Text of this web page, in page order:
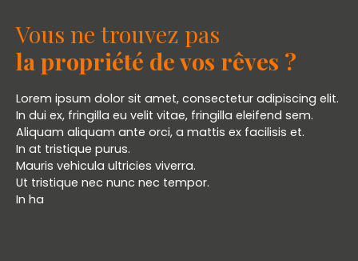
Vous ne trouvez pas
la propriété de vos rêves ?
Lorem ipsum dolor sit amet, consectetur adipiscing elit.
In dui ex, fringilla eu velit vitae, fringilla eleifend sem.
Aliquam aliquam ante orci, a mattis ex facilisis et.
In at tristique purus.
Mauris vehicula ultricies viverra.
Ut tristique nec nunc nec tempor.
In ha